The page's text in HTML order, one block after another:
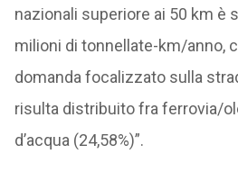
nazionali superiore ai 50 km è
milioni di tonnellate-km/anno,
domanda focalizzato sulla
risulta distribuito fra ferrovia/
d’acqua (24,58%)”.